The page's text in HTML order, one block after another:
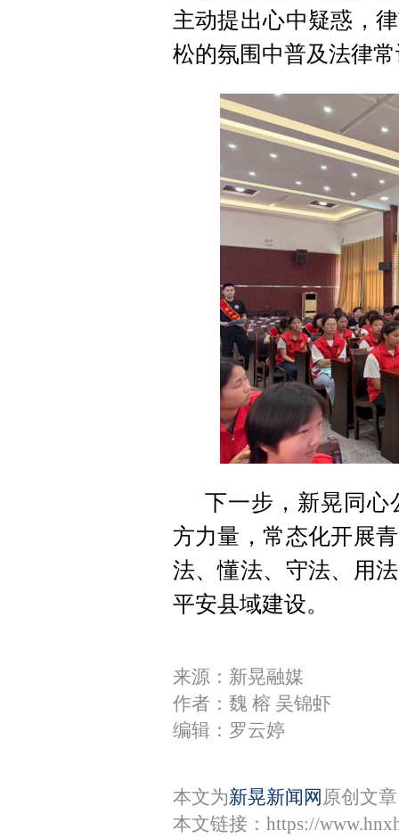
主动提出心中疑惑，
松的氛围中普及法律
下一步，新晃同心
方力量，常态化开展
法、懂法、守法、用
平安县域建设。
来源：新晃融媒
作者：魏 榕 吴锦虾
编辑：罗云婷
本文为新晃新闻网 原创文
本文链接： https://